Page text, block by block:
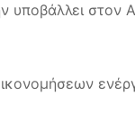
υποβάλλει στον